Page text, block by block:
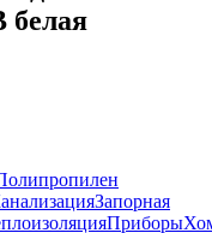
белая
Запорная
Приборы